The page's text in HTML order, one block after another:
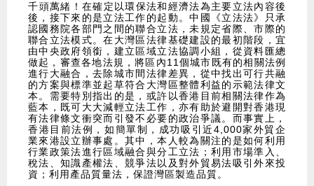
​千頭萬緒！在確定以環保法和經濟法為主要立法內容後
後，接下來的是立法工作的起動。中國《立法法》只承
認國務院各部門之間的聯合立法，未規定省際、市際的
聯合立法模式。在大灣區法律基礎建設的最初階段，宜
由中央政府領銜，建立區域立法協調小組，從資料匯總
做起，審查各地法規，將區內11個城市既有的相關法例
進行大融合，去除城市間法律差異，從中找出可行共融
的方案與標準並起草符合大灣區整體利益的示範法律文
本。需要特別指出的是，或許以香港目前相關法律作為
藍本，既可大大減輕立法工作，亦有助於避開對香港現
有法律條文衝突而引發不必要的政治爭議。而事實上，
香港目前法例，如簡單制，成功吸引近4,000家外貿企
業來港設立辦事處。其中，本人較為關注的是如何利用
行業政策法進行區域融合與分工立法；利用市場準入、
稅法、知識產權法、競爭法以及對外貿易法吸引外來投
資；利用產品質量法，保證灣區製造品質。